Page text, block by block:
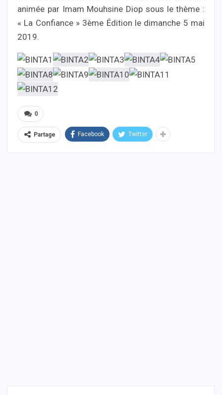
animée par Imam Mouhsine Diop sous le thème :
« La Confiance » 3ème Édition le dimanche 5 mai
2019.
0
Partage Facebook Twitter